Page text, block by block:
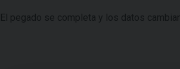
El pegado se completa y los datos